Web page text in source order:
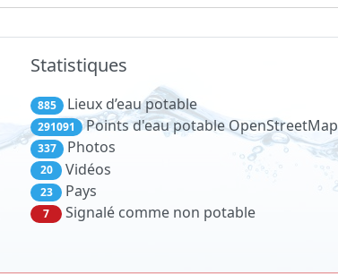
Statistiques
885 Lieux d’eau potable
291091 Points d'eau potable OpenStreetMap
337 Photos
20 Vidéos
23 Pays
7 Signalé comme non potable